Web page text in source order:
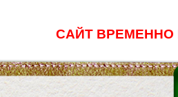
САЙТ ВРЕМЕННО